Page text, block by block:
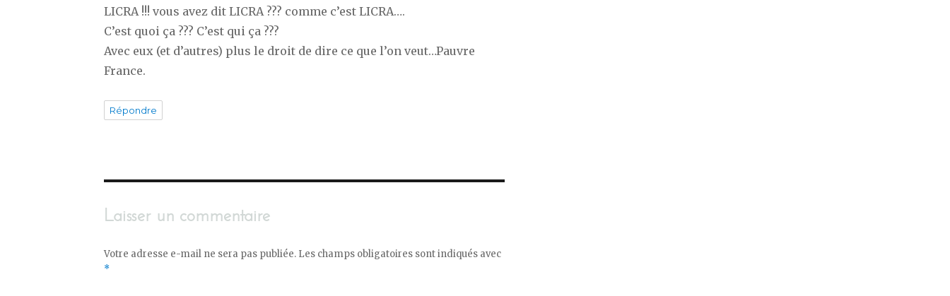
LICRA !!! vous avez dit LICRA ??? comme c’est LICRA….
C’est quoi ça ??? C’est qui ça ???
Avec eux (et d’autres) plus le droit de dire ce que l’on veut…Pauvre
France.
Répondre
Laisser un commentaire
Votre adresse e-mail ne sera pas publiée. Les champs obligatoires sont indiqués avec
*